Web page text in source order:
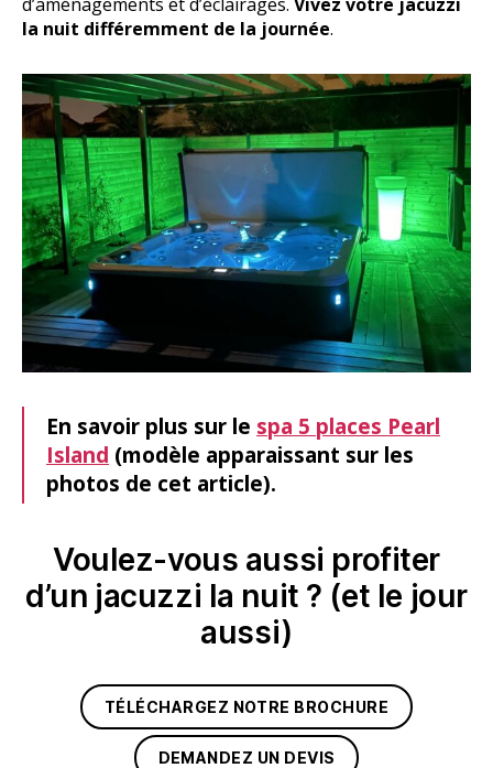
la nuit différemment de la journée.
En savoir plus sur le spa 5 places Pearl
Island (modèle apparaissant sur les
photos de cet article).
Voulez-vous aussi profiter
d’un jacuzzi la nuit ? (et le jour
aussi)
TÉLÉCHARGEZ NOTRE BROCHURE
DEMANDEZ UN DEVIS